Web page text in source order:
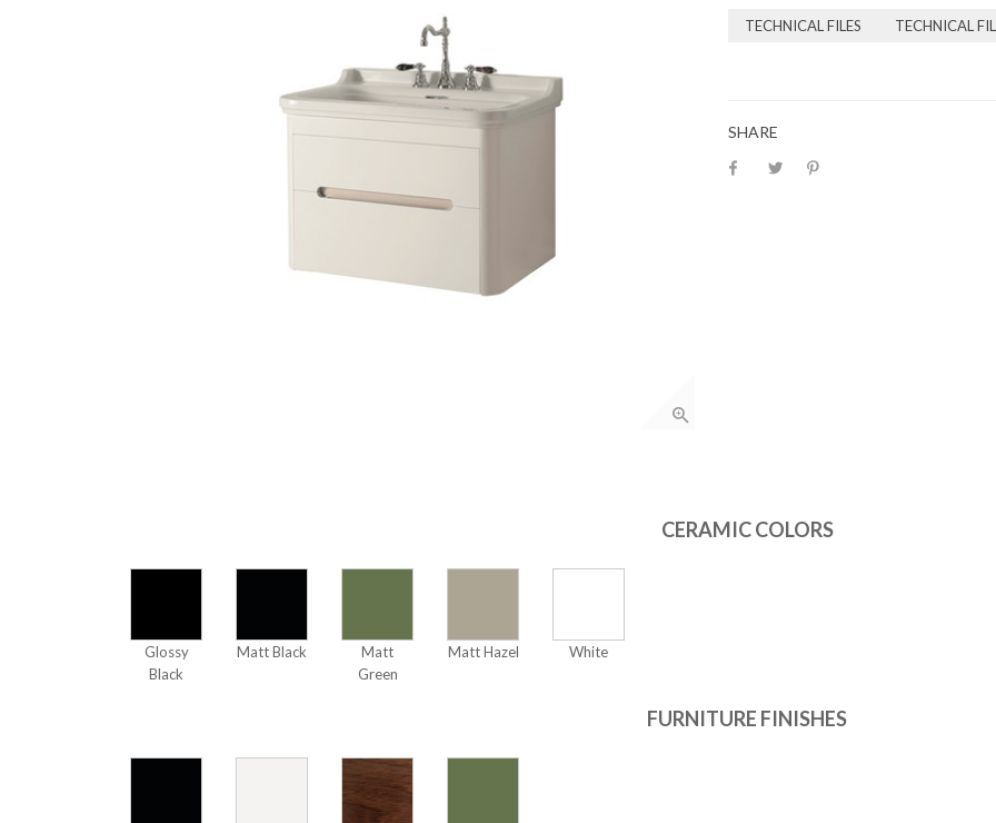
TECHNICAL FILES TECHNICAL
SHARE
CERAMIC COLORS
Glossy
Black
Matt Black
Matt
Green
Matt Hazel White
FURNITURE FINISHES